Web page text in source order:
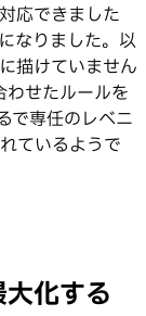
応できました
なりました。以
描けていません
せたルールを
で専任のレベニ
ているようで
化する